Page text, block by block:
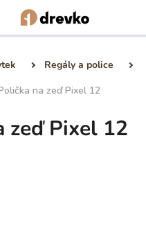
Regály a police
na zeď Pixel 12
zeď Pixel 12